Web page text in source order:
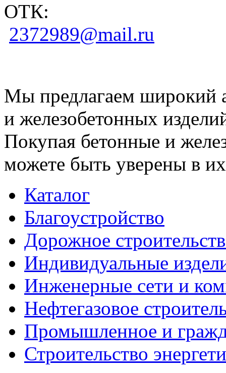
ОТК:
2372989@mail.ru
Мы предлагаем широкий
и железобетонных
Покупая бетонные и
можете быть уверены в их
Каталог
Благоустройство
Дорожное
Индивидуальные
Инженерные сети и
Нефтегазовое
Промышленное и
Строительство